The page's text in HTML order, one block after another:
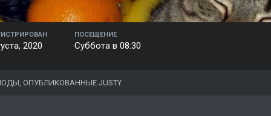
2020
ПОСЕЩЕНИЕ
Суббота в 08:30
ОПУБЛИКОВАННЫЕ JUSTY